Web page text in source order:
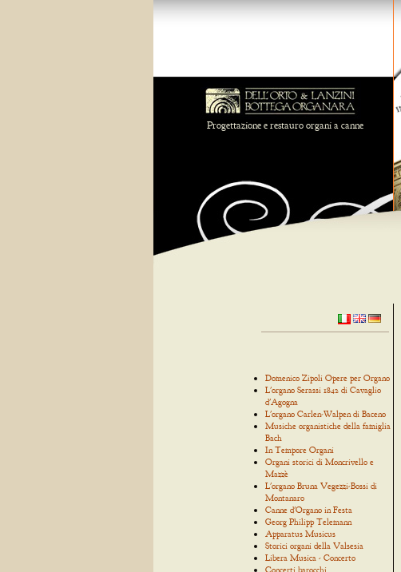
Progettazione e restauro organi a canne
Domenico Zipoli Opere per Organo
L'organo Serassi 1842 di Cavaglio
d'Agogna
L'organo Carlen-Walpen di Baceno
Musiche organistiche della famiglia
Bach
In Tempore Organi
Organi storici di Moncrivello e
Mazzè
L'organo Bruna Vegezzi-Bossi di
Montanaro
Canne d'Organo in Festa
Georg Philipp Telemann
Apparatus Musicus
Storici organi della Valsesia
Libera Musica - Concerto
Concerti barocchi